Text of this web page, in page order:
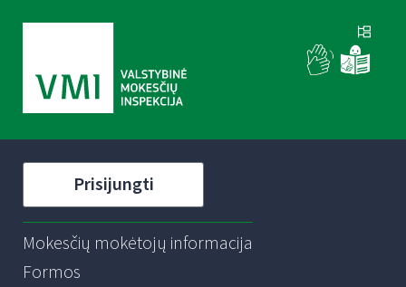
Prisijungti
Mokesčių mokėtojų informacija
Formos